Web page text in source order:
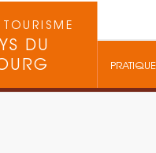
DU
PRATIQUE